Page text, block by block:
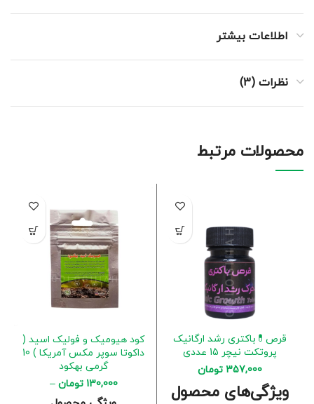
اطلاعات بیشتر
نظرات (3)
محصولات مرتبط
قرص💊باکتری رشد ارگانیک
پروتکت نیچر 15 عددی
357,000 تومان
ویژگی‌های محصول
کود هیومیک و فولیک اسید (
داکوتا سوپر مکس آمریکا ) 10
گرمی بهکود
130,000 تومان –
175,000 تومان